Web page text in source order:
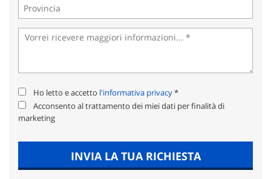
Ho letto e accetto l'informativa privacy*
Acconsento al trattamento dei miei dati per finalità di
marketing
INVIA LA TUA RICHIESTA
Cookie per il miglioramento dell'esperienza utente
Cookie analitici
Leggi
la
policy
Salva